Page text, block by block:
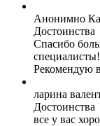
Анонимно
Достоинства
Спасибо
Рекомендую
ларина
Достоинства
все у вас